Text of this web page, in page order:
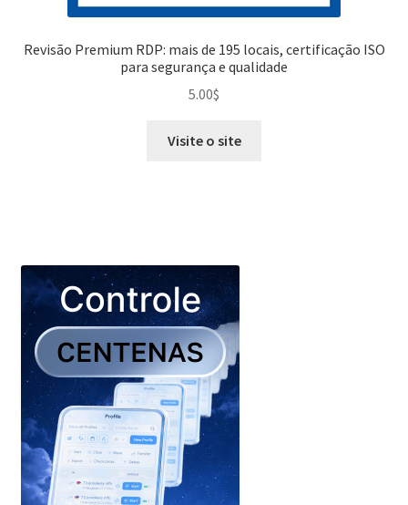
Revisão Premium RDP: mais de 195 locais, certificação ISO
para segurança e qualidade
5.00$
Visite o site